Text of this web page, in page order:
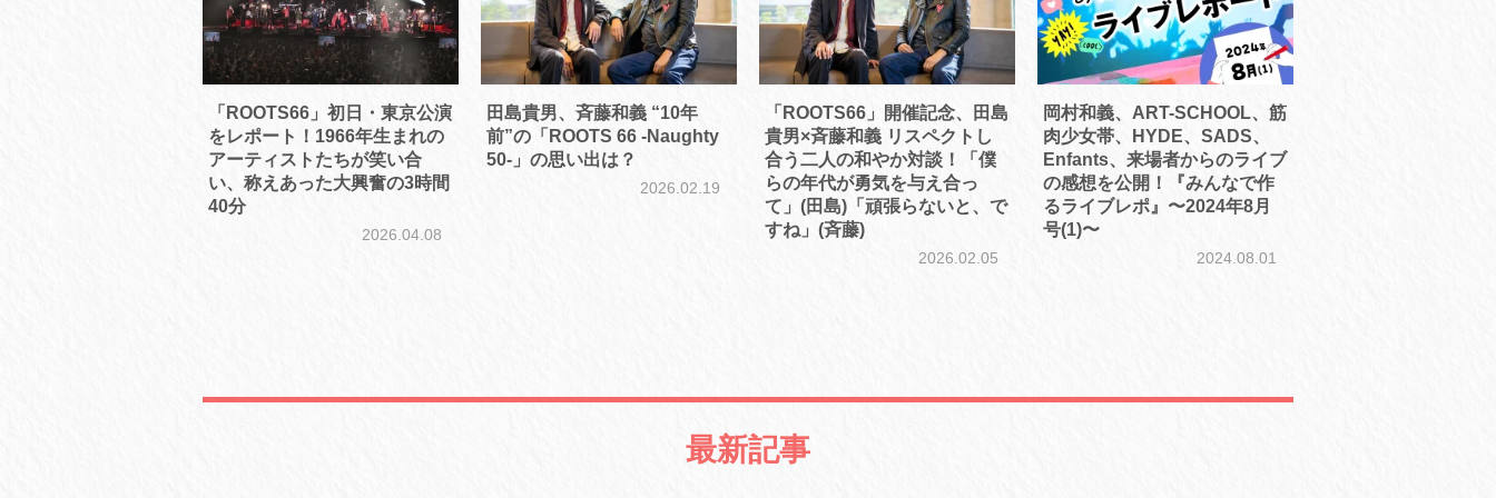
「ROOTS66」初日・東京公演
をレポート！1966年生まれの
アーティストたちが笑い合
い、称えあった大興奮の3時間
40分
2026.04.08
田島貴男、斉藤和義 “10年
前”の「ROOTS 66 -Naughty
50-」の思い出は？
2026.02.19
「ROOTS66」開催記念、田島
貴男×斉藤和義 リスペクトし
合う二人の和やか対談！「僕
らの年代が勇気を与え合っ
て」(田島)「頑張らないと、で
すね」(斉藤)
2026.02.05
岡村和義、ART-SCHOOL、筋
肉少女帯、HYDE、SADS、
Enfants、来場者からのライブ
の感想を公開！『みんなで作
るライブレポ』〜2024年8月
号(1)〜
2024.08.01
最新記事